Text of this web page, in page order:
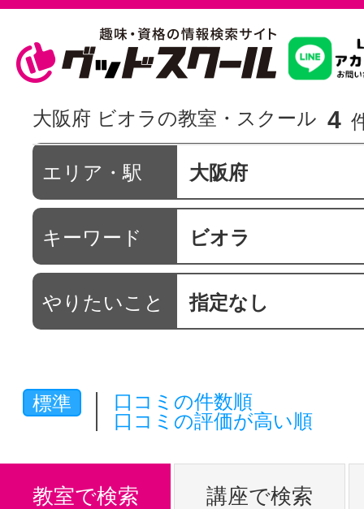
習いたいこ
スクールを
駅・路線か
通信講座を
体験レッス
やりたいこ
大阪府 ビオラの教室・スクール 4
エリア・駅 大阪府
キーワード ビオラ
やりたいこと 指定なし
標準
口コミの件数順
口コミの評価が高い順
教室で検索 講座で検索